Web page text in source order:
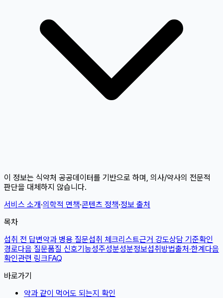
이 정보는 식약처 공공데이터를 기반으로 하며, 의사/약사의 전문적
판단을 대체하지 않습니다.
서비스 소개·의학적 면책·콘텐츠 정책·정보 출처
목차
섭취 전 답변약과 병용 질문섭취 체크리스트근거 강도상담 기준확인
경로다음 질문품질 신호기능성주성분성분정보섭취방법출처·한계다음
확인관련 링크FAQ
바로가기
약과 같이 먹어도 되는지 확인